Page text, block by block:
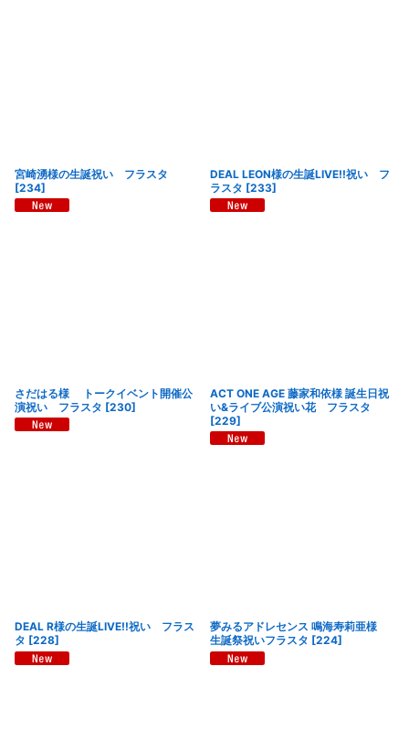
宮崎湧様の生誕祝い フラスタ
[234]
DEAL LEON様の生誕LIVE!!祝い フ
ラスタ [233]
さだはる様 トークイベント開催公
演祝い フラスタ [230]
ACT ONE AGE 藤家和依様 誕生日祝
い&ライブ公演祝い花 フラスタ
[229]
DEAL R様の生誕LIVE!!祝い フラス
タ [228]
夢みるアドレセンス 鳴海寿莉亜様
生誕祭祝いフラスタ [224]